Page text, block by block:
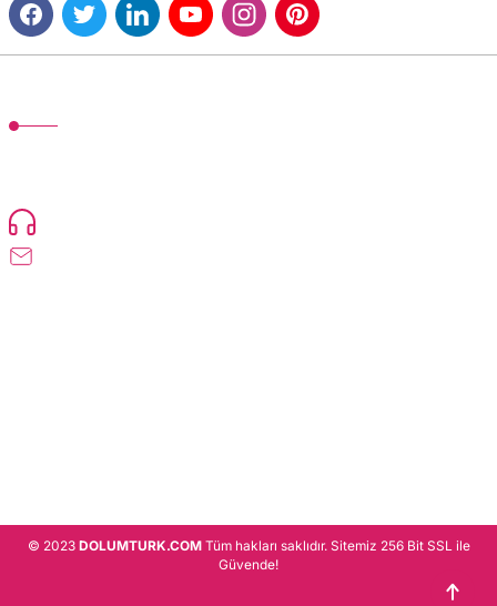
© 2023 DOLUMTURK.COMTüm hakları saklıdır. Sitemiz 256 Bit SSL ile
Güvende!